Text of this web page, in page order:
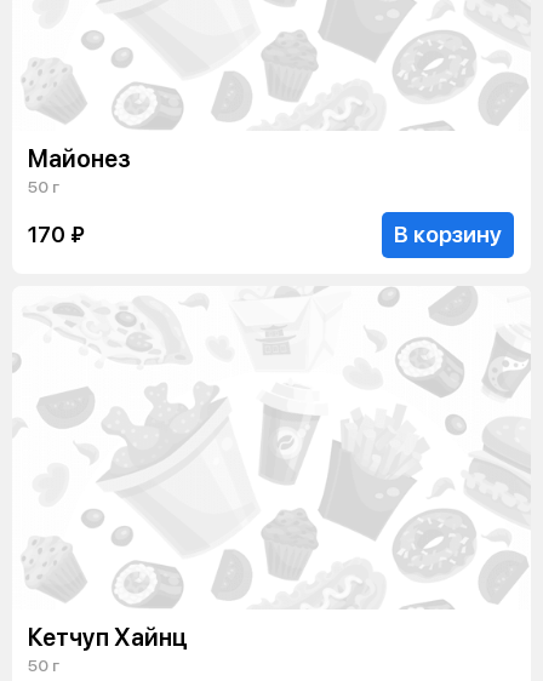
Майонез
50 г
170 ₽ В корзину
Кетчуп Хайнц
50 г